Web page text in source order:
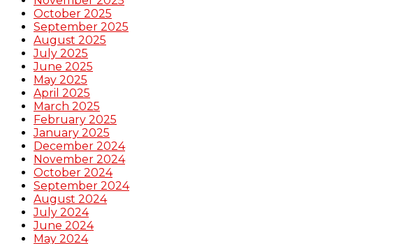
October 2025
September 2025
August 2025
July 2025
June 2025
May 2025
April 2025
March 2025
February 2025
January 2025
December 2024
November 2024
October 2024
September 2024
August 2024
July 2024
June 2024
May 2024